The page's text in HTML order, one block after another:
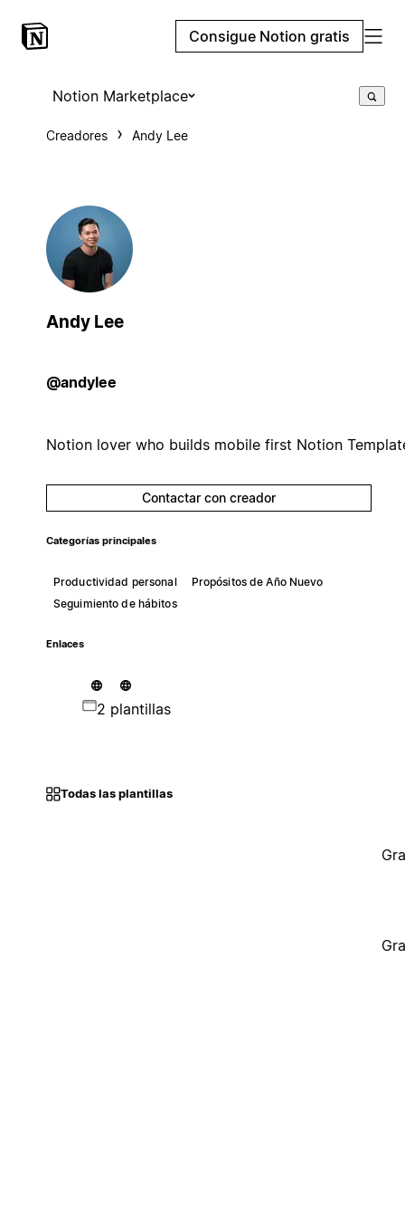
Consigue Notion gratis
Notion Marketplace
Creadores Andy Lee
Andy Lee
@andylee
Notion lover who builds mobile first Notion
Contactar con creador
Categorías principales
Productividad personal
Propósitos de Año Nuevo
Seguimiento de hábitos
Enlaces
2 plantillas
Todas las plantillas